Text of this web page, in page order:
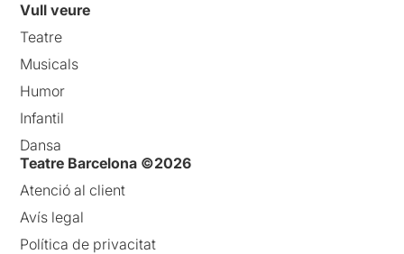
Vull veure
Teatre
Musicals
Humor
Infantil
Dansa
Teatre Barcelona ©2026
Atenció al client
Avís legal
Política de privacitat